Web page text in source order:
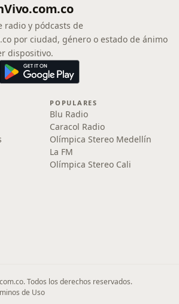
radio y pódcasts de
por ciudad, género o estado de ánimo
dispositivo.
POPULARES
Blu Radio
Caracol Radio
Olímpica Stereo Medellín
La FM
Olímpica Stereo Cali
Todos los derechos reservados.
de Uso